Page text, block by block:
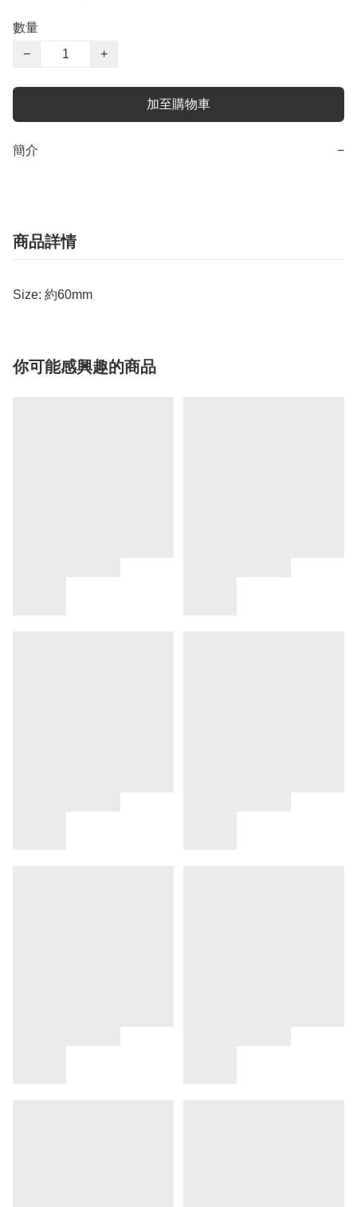
數量
−
+
加至購物車
簡介 −
商品詳情
Size: 約60mm
你可能感興趣的商品